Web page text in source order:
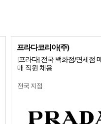
프라다코리아(주)
[프라다] 전국 백화점/면세점
매 직원 채용
전국 지점